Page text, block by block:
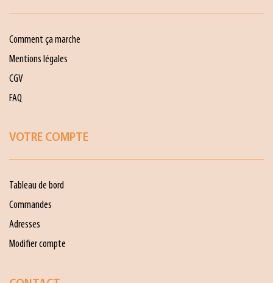
Comment ça marche
Mentions légales
CGV
FAQ
VOTRE COMPTE
Tableau de bord
Commandes
Adresses
Modifier compte